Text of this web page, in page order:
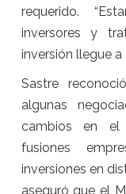
requerido.
inversores y
inversión llegue a
Sastre
algunas
cambios en el
fusiones
inversiones en
aseguró que el